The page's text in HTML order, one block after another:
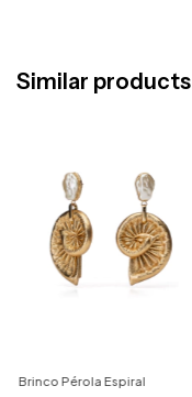
Similar products
Brinco Pérola Espiral